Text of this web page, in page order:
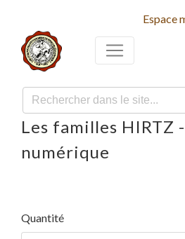
Espace
Les familles HIRTZ
numérique
Quantité